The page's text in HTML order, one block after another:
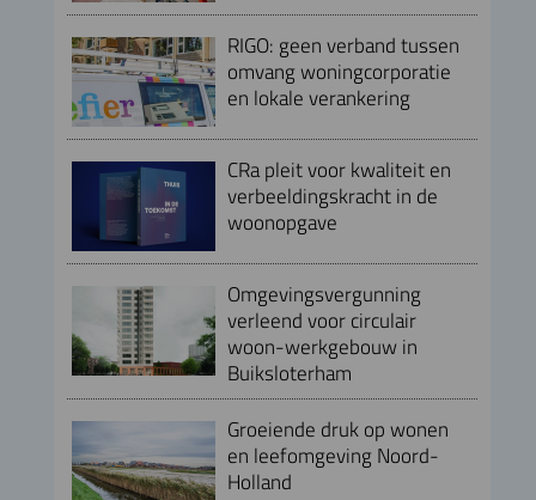
RIGO: geen verband tussen
omvang woningcorporatie
en lokale verankering
CRa pleit voor kwaliteit en
verbeeldingskracht in de
woonopgave
Omgevingsvergunning
verleend voor circulair
woon-werkgebouw in
Buiksloterham
Groeiende druk op wonen
en leefomgeving Noord-
Holland